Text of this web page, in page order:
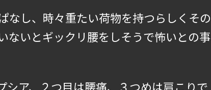
なし、時々重たい荷物を持つらしくその
ないとギックリ腰をしそうで怖いとの事
ア、２つ目は腰痛、３つめは肩こりで